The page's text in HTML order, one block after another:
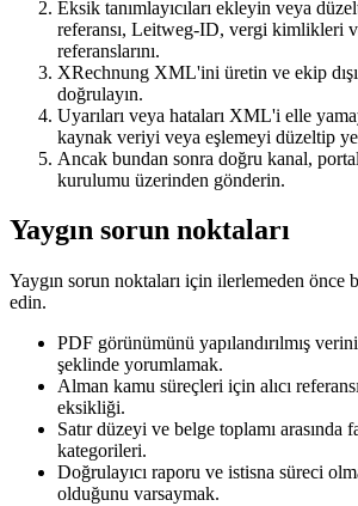
Eksik tanımlayıcıları ekleyin veya
referansı, Leitweg-ID, vergi kimlikleri
referanslarını.
XRechnung XML'ini üretin ve ekip
doğrulayın.
Uyarıları veya hataları XML'i elle
kaynak veriyi veya eşlemeyi düzeltip
Ancak bundan sonra doğru kanal,
kurulumu üzerinden gönderin.
Yaygın sorun noktaları
Yaygın sorun noktaları için ilerlemeden önce
edin.
PDF görünümünü yapılandırılmış
şeklinde yorumlamak.
Alman kamu süreçleri için alıcı
eksikliği.
Satır düzeyi ve belge toplamı arasında
kategorileri.
Doğrulayıcı raporu ve istisna süreci
olduğunu varsaymak.